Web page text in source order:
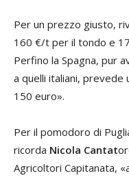
Per un prezzo giusto,
160 €/t per il tondo e
Perfino la Spagna, pur
a quelli italiani, prevede
150 euro».
Per il pomodoro di
ricorda Nicola Cantat
Agricoltori Capitanata,